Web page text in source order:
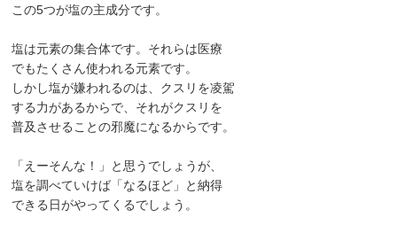
この5つが塩の主成分です。
塩は元素の集合体です。それらは医療
でもたくさん使われる元素です。
しかし塩が嫌われるのは、クスリを凌駕
する力があるからで、それがクスリを
普及させることの邪魔になるからです。
「えーそんな！」と思うでしょうが、
塩を調べていけば「なるほど」と納得
できる日がやってくるでしょう。